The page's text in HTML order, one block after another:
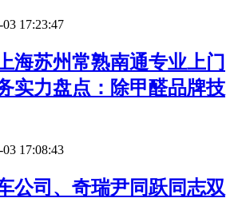
17:23:47
海苏州常熟南通专业上门
实力盘点：除甲醛品牌技
17:08:43
公司、奇瑞尹同跃同志双